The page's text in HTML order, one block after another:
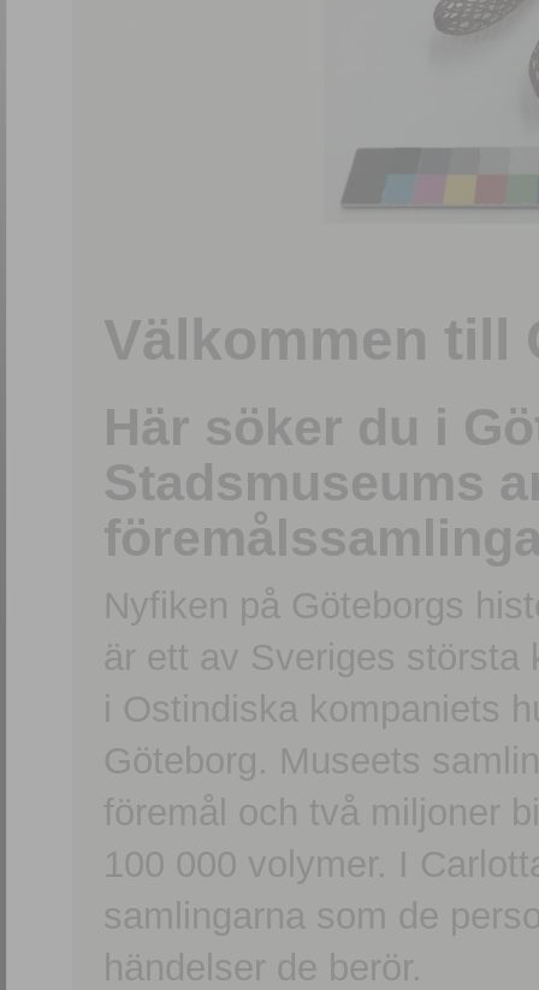
Välkommen till
Här söker du i
Stadsmuseums
Nyfiken på Göteborgs
är ett av Sveriges största
i Ostindiska kompaniets
Göteborg. Museets
föremål och två miljoner
100 000 volymer. I
samlingarna som de
händelser de berör.